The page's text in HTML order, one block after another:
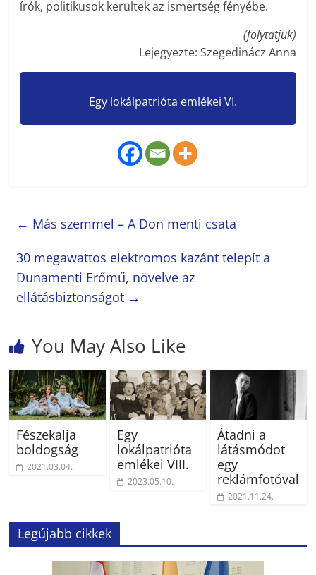
írók, politikusok kerültek az ismertség fényébe.
(folytatjuk)
Lejegyezte: Szegedinácz Anna
Egy lokálpatrióta emlékei VI.
← Más szemmel – A Don menti csata
30 megawattos elektromos kazánt telepít a
Dunamenti Erőmű, növelve az
ellátásbiztonságot →
You May Also Like
Fészekalja
boldogság
2021.03.04.
Egy
lokálpatrióta
emlékei VIII.
2023.05.10.
Átadni a
látásmódot
egy
reklámfotóval
2021.11.24.
Legújabb cikkek